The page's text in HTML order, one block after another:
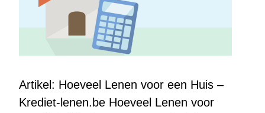
Artikel: Hoeveel Lenen voor een Huis –
Krediet-lenen.be Hoeveel Lenen voor